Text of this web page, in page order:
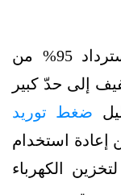
ولذلك، يمكن أن يؤدي معدل استرداد 95% من
إلى حدّ كبير
ضغط توريد
إعادة استخدام
الكهرباء